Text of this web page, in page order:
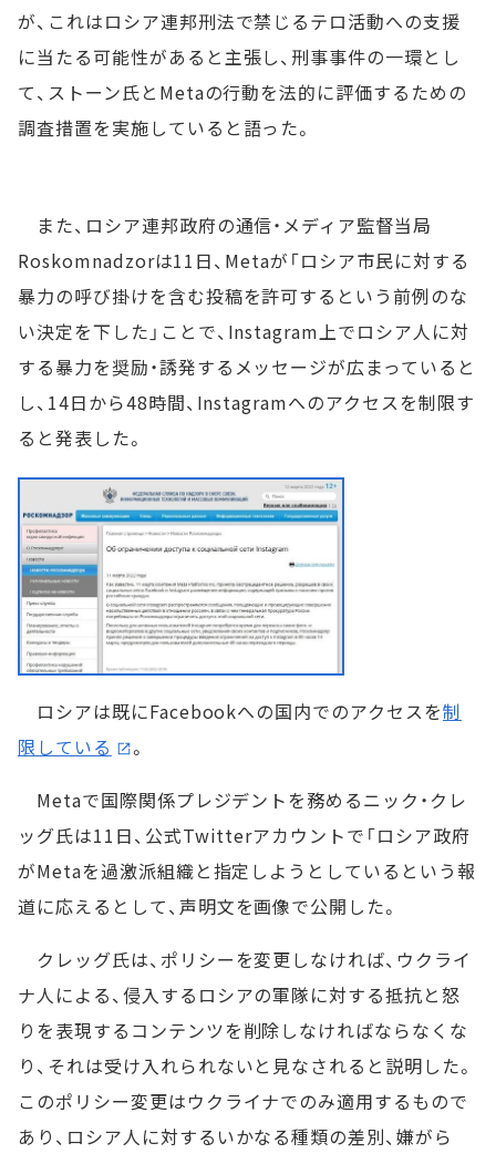
が、これはロシア連邦刑法で禁じるテロ活動への支援
に当たる可能性があると主張し、刑事事件の一環とし
て、ストーン氏とMetaの行動を法的に評価するための
調査措置を実施していると語った。
また、ロシア連邦政府の通信・メディア監督当局
Roskomnadzorは11日、Metaが「ロシア市民に対する
暴力の呼び掛けを含む投稿を許可するという前例のな
い決定を下した」ことで、Instagram上でロシア人に対
する暴力を奨励・誘発するメッセージが広まっていると
し、14日から48時間、Instagramへのアクセスを制限す
ると発表した。
ロシアは既にFacebookへの国内でのアクセスを制
限している
。
Metaで国際関係プレジデントを務めるニック・クレ
ッグ氏は11日、公式Twitterアカウントで「ロシア政府
がMetaを過激派組織と指定しようとしているという報
道に応えるとして、声明文を画像で公開した。
クレッグ氏は、ポリシーを変更しなければ、ウクライ
ナ人による、侵入するロシアの軍隊に対する抵抗と怒
りを表現するコンテンツを削除しなければならなくな
り、それは受け入れられないと見なされると説明した。
このポリシー変更はウクライナでのみ適用するもので
あり、ロシア人に対するいかなる種類の差別、嫌がら